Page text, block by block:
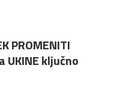
PROMENITI
UKINE ključno